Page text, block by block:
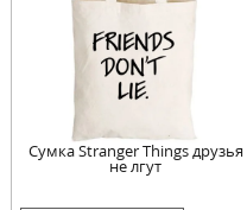
Сумка Stranger Things друзья
не лгут